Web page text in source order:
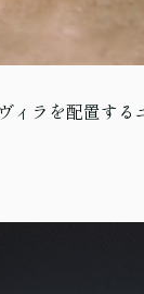
ラを配置す